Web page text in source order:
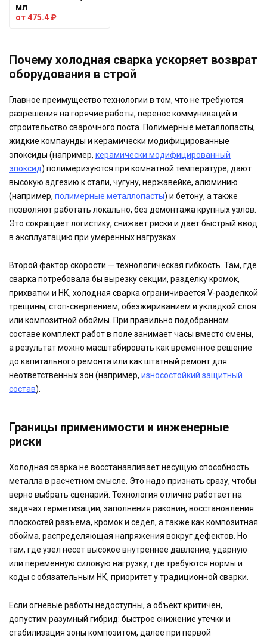
мл
от475.4₽
Почему холодная сварка ускоряет возврат
оборудования в строй
Главное преимущество технологии в том, что не требуются
разрешения на горячие работы, перенос коммуникаций и
строительство сварочного поста. Полимерные металлопасты,
жидкие компаунды и керамически модифицированные
эпоксиды (например, керамически модифицированный
эпоксид) полимеризуются при комнатной температуре, дают
высокую адгезию к стали, чугуну, нержавейке, алюминию
(например, полимерные металлопасты) и бетону, а также
позволяют работать локально, без демонтажа крупных узлов.
Это сокращает логистику, снижает риски и дает быстрый ввод
в эксплуатацию при умеренных нагрузках.
Второй фактор скорости — технологическая гибкость. Там, где
сварка потребовала бы вырезку секции, разделку кромок,
прихватки и НК, холодная сварка ограничивается V-разделкой
трещины, стоп-сверлением, обезжириванием и укладкой слоя
или композитной обоймы. При правильно подобранном
составе комплект работ в поле занимает часы вместо смены,
а результат можно масштабировать как временное решение
до капитального ремонта или как штатный ремонт для
неответственных зон (например, износостойкий защитный
состав).
Границы применимости и инженерные
риски
Холодная сварка не восстанавливает несущую способность
металла в расчетном смысле. Это надо признать сразу, чтобы
верно выбрать сценарий. Технология отлично работает на
задачах герметизации, заполнения раковин, восстановления
плоскостей разъема, кромок и седел, а также как композитная
обойма, распределяющая напряжения вокруг дефектов. Но
там, где узел несет высокое внутреннее давление, ударную
или переменную силовую нагрузку, где требуются нормы и
коды с обязательным НК, приоритет у традиционной сварки.
Если огневые работы недоступны, а объект критичен,
допустим разумный гибрид: быстрое снижение утечки и
стабилизация зоны композитом, далее при первой